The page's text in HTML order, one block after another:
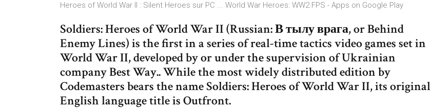
Heroes of World War II : Silent Heroes sur PC ... World War Heroes: WW2 FPS - Apps on Google Play
Soldiers: Heroes of World War II (Russian: В тылу врага, or Behind
Enemy Lines) is the first in a series of real-time tactics video games set in
World War II, developed by or under the supervision of Ukrainian
company Best Way.. While the most widely distributed edition by
Codemasters bears the name Soldiers: Heroes of World War II, its original
English language title is Outfront.